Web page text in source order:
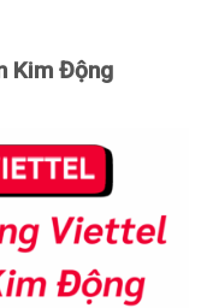
Kim Động